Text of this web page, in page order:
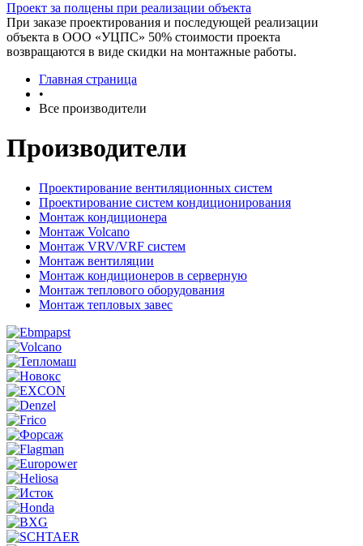
Проект за полцены при реализации объекта
При заказе проектирования и последующей реализации
объекта в ООО «УЦПС» 50% стоимости проекта
возвращаются в виде скидки на монтажные работы.
Главная страница
•
Все производители
Производители
Проектирование вентиляционных систем
Проектирование систем кондиционирования
Монтаж кондиционера
Монтаж Volcano
Монтаж VRV/VRF систем
Монтаж вентиляции
Монтаж кондиционеров в серверную
Монтаж теплового оборудования
Монтаж тепловых завес